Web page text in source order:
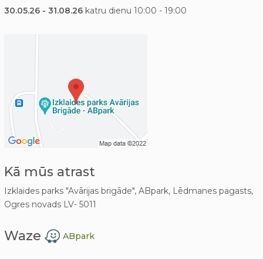
30.05.26 - 31.08.26 katru dienu 10:00 - 19:00
Kā mūs atrast
Izklaides parks "Avārijas brigāde", ABpark, Lēdmanes pagasts,
Ogres novads LV- 5011
Waze ABpark